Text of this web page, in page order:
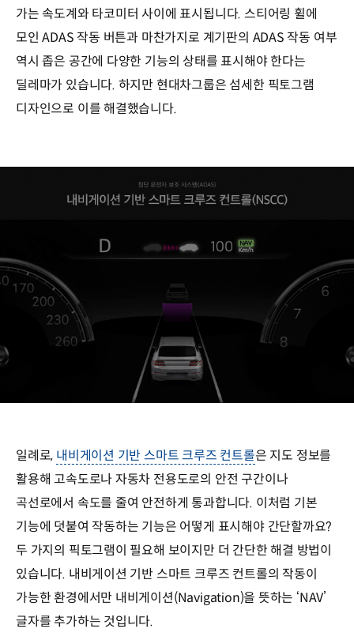
가는 속도계와 타코미터 사이에 표시됩니다. 스티어링 휠에
모인 ADAS 작동 버튼과 마찬가지로 계기판의 ADAS 작동 여부
역시 좁은 공간에 다양한 기능의 상태를 표시해야 한다는
딜레마가 있습니다. 하지만 현대차그룹은 섬세한 픽토그램
디자인으로 이를 해결했습니다.
일례로, 내비게이션 기반 스마트 크루즈 컨트롤은 지도 정보를
활용해 고속도로나 자동차 전용도로의 안전 구간이나
곡선로에서 속도를 줄여 안전하게 통과합니다. 이처럼 기본
기능에 덧붙여 작동하는 기능은 어떻게 표시해야 간단할까요?
두 가지의 픽토그램이 필요해 보이지만 더 간단한 해결 방법이
있습니다. 내비게이션 기반 스마트 크루즈 컨트롤의 작동이
가능한 환경에서만 내비게이션(Navigation)을 뜻하는 ‘NAV’
글자를 추가하는 것입니다.